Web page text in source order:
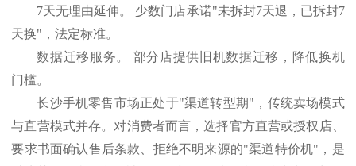
7天无理由延伸。 少数门店承诺"未拆封7天退，已拆封7
天换"，法定标准。
数据迁移服务。
部分店提供旧机数据迁移，降低换机
门槛。
长沙手机零售市场正处于"渠道转型期"，传统卖场模式
与直营模式并存。对消费者而言，选择官方直营或授权店、
要求书面确认售后条款、拒绝不明来源的"渠道特价机"，是